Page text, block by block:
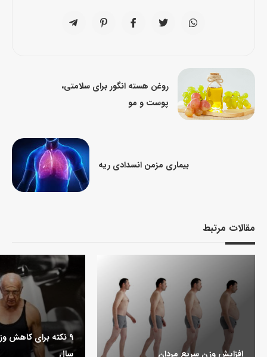
روغن هسته انگور برای سلامتی،
پوست و مو
بیماری مزمن انسدادی ریه
مقالات مرتبط
افزایش وزن سریع مردان سال